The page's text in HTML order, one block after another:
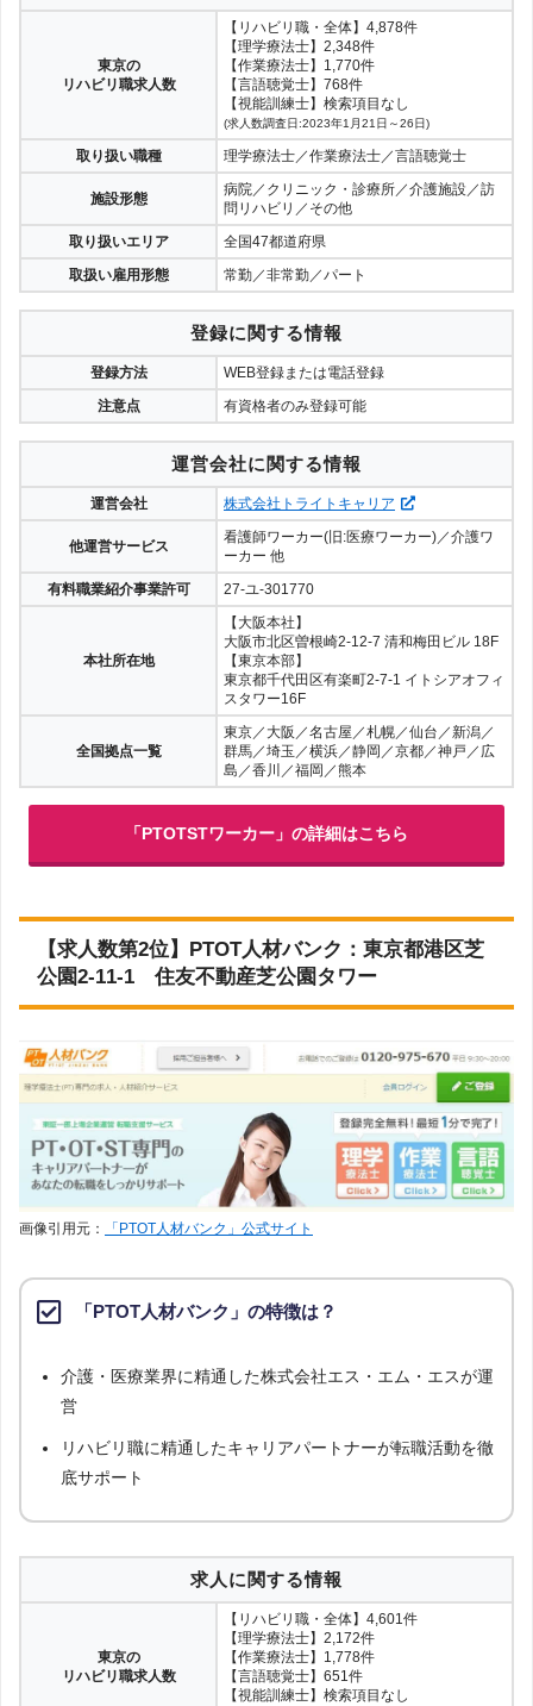
東京の
リハビリ職求人数
【リハビリ職・全体】4,878件
【理学療法士】2,348件
【作業療法士】1,770件
【言語聴覚士】768件
【視能訓練士】検索項目なし
(求人数調査日:2023年1月21日～26日)
取り扱い職種 理学療法士／作業療法士／言語聴覚士
施設形態
病院／クリニック・診療所／介護施設／訪
問リハビリ／その他
取り扱いエリア
全国47都道府県
取扱い雇用形態
常勤／非常勤／パート
登録に関する情報
登録方法
WEB登録または電話登録
注意点
有資格者のみ登録可能
運営会社に関する情報
運営会社 株式会社トライトキャリア
他運営サービス
看護師ワーカー(旧:医療ワーカー)／介護ワ
ーカー 他
有料職業紹介事業許可
27-ユ-301770
本社所在地
【大阪本社】
大阪市北区曽根崎2-12-7 清和梅田ビル 18F
【東京本部】
東京都千代田区有楽町2-7-1 イトシアオフィ
スタワー16F
全国拠点一覧
東京／大阪／名古屋／札幌／仙台／新潟／
群馬／埼玉／横浜／静岡／京都／神戸／広
島／香川／福岡／熊本
「PTOTSTワーカー」の詳細はこちら
【求人数第2位】PTOT人材バンク：東京都港区芝
公園2-11-1 住友不動産芝公園タワー
画像引用元： 「PTOT人材バンク」公式サイト
「PTOT人材バンク」の特徴は？
介護・医療業界に精通した株式会社エス・エム・エスが運
営
リハビリ職に精通したキャリアパートナーが転職活動を徹
底サポート
求人に関する情報
東京の
リハビリ職求人数
【リハビリ職・全体】4,601件
【理学療法士】2,172件
【作業療法士】1,778件
【言語聴覚士】651件
【視能訓練士】検索項目なし